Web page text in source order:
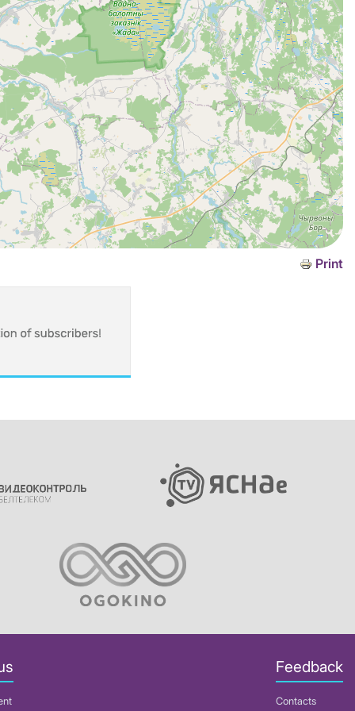
Print
Feedback
Contacts